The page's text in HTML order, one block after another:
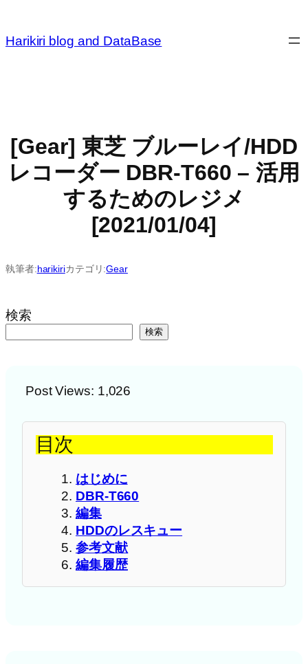
を
Harikiri blog and DataBase
[Gear] 東芝 ブルーレイ/HDD
レコーダー DBR-T660 – 活用
するためのレジメ
[2021/01/04]
執筆者:harikiriカテゴリ:Gear
検索
検索
Post Views: 1,026
目次
はじめに
DBR-T660
編集
HDDのレスキュー
参考文献
編集履歴